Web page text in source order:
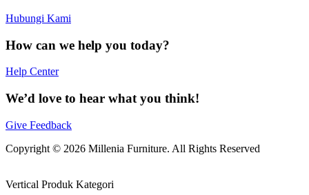
Hubungi Kami
How can we help you today?
Help Center
We’d love to hear what you think!
Give Feedback
Copyright © 2026 Millenia Furniture. All Rights Reserved
Vertical Produk Kategori